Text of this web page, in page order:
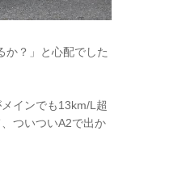
？」と心配でした
インでも13km/L超
ついついA2で出か